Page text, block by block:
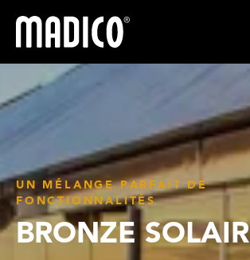
Madico
UN MÉLANGE PARFAIT DE
FONCTIONNALITÉS
BRONZE